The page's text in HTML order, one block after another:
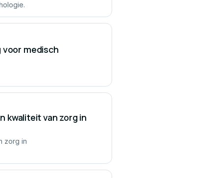
voor medisch
kwaliteit van zorg in
zorg in